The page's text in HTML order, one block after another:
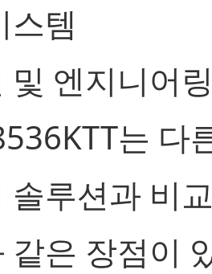
스템
및 엔지니어
는 다
솔루션과 비
같은 장점이